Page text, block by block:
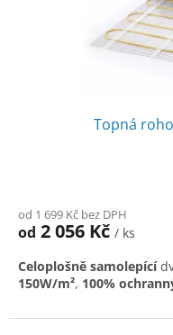
Topná
produktu
je
z
5
od 1 699 Kč bez DPH
od 2 056 Kč / ks
Celoplošně samolepící
150W/m², 100%